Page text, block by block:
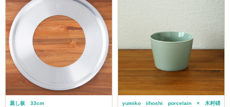
蒸し板 33cm
yumiko iihoshi porcelain × 木村硝